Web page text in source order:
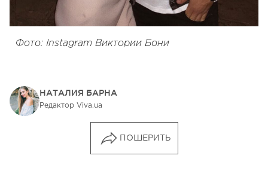
Фото: Instagram Виктории Бони
НАТАЛИЯ БАРНА
Редактор Viva.ua
ПОШЕРИТЬ